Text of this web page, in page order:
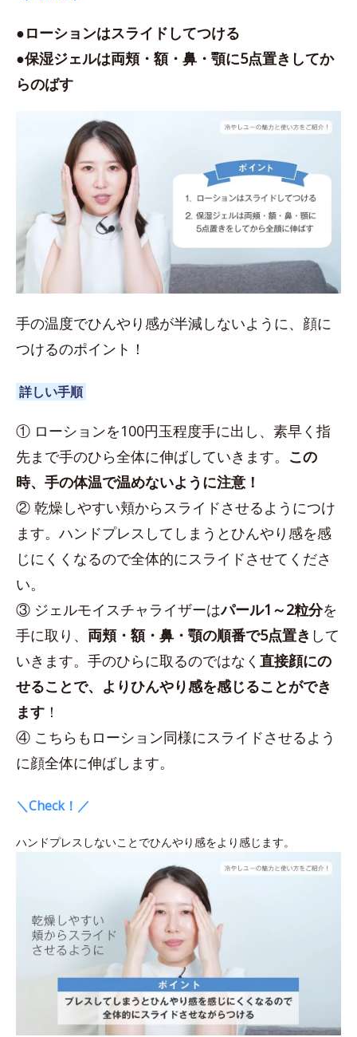
●ローションはスライドしてつける
●保湿ジェルは両頬・額・鼻・顎に5点置きしてか
らのばす
手の温度でひんやり感が半減しないように、顔に
つけるのポイント！
詳しい手順
① ローションを100円玉程度手に出し、素早く指
先まで手のひら全体に伸ばしていきます。 この
時、手の体温で温めないように注意！
② 乾燥しやすい頬からスライドさせるようにつけ
ます。ハンドプレスしてしまうとひんやり感を感
じにくくなるので全体的にスライドさせてくださ
い。
③ ジェルモイスチャライザーはパール1～2粒分を
手に取り、 両頬・額・鼻・顎の順番で5点置き して
いきます。手のひらに取るのではなく 直接顔にの
せることで、よりひんやり感を感じることができ
ます ！
④ こちらもローション同様にスライドさせるよう
に顔全体に伸ばします。
＼Check！／
ハンドプレスしないことでひんやり感をより感じます。